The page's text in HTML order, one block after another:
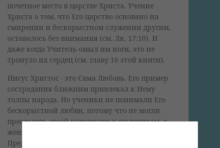
почетное место в царстве Христа. Учение
Христа о том, что Его царство основано на
смирении и бескорыстном служении другим,
оставалось без внимания (см. Лк. 17:10). И
даже когда Учитель омыл им ноги, это не
тронуло их сердец (см. главу 16 этой книги).
Иисус Христос - это Сама Любовь. Его пример
сострадания ближним привлекал к Нему
толпы народа. Но ученики не понимали Его
бескорыстной любви, потому что не могли
преодолеть своей неприязни к язычникам, к
женщинам, "грешникам" и нищим.
Предрассудки настолько затмевали их